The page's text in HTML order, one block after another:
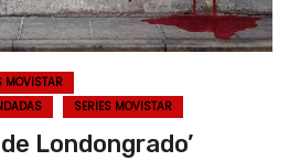
MOVISTAR
SERIES MOVISTAR
Londongrado’